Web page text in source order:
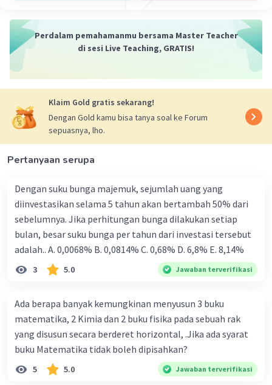
Iklan
Jawaban yang benar adalah Ramenta
dimiliki oleh bunga 𝘙𝘢𝘧𝘧𝘭𝘦𝘴𝘪𝘢 𝘢𝘳𝘯𝘰𝘭𝘥𝘪𝘪:
Tidak memiliki klorofil sehingga untuk
mendapatkan makanannya dapat
dilakukan dengan cara memerangkap
Hidup sebagai parasit pada akar tumbuhan
lain karena tidak memiliki klorofil,
sehingga cara tersebut menjadi salah satu
upaya untuk mendapatkan nutrisi.
Memiliki warna merah dengan bintik-bintik
berwarna putih.
Berkembang biak melalui penyerbukan
Mengeluarkan bau yang menyengat seperti
bangkai atau daging busuk.
Pada dinding bagian dalam bunga terdapat
rambut-rambut halus yang disebut
Berdiameter mencapai 1 m.
Perdalam pemahamanmu bersama Master Teacher
di sesi Live Teaching, GRATIS!
Klaim Gold gratis sekarang!
Dengan Gold kamu bisa tanya soal ke Forum
sepuasnya, lho.
Pertanyaan serupa
Dengan suku bunga majemuk, sejumlah uang yang
diinvestasikan selama 5 tahun akan bertambah 50% dari
sebelumnya. Jika perhitungan bunga dilakukan setiap
bulan, besar suku bunga per tahun dari investasi tersebut
adalah.. A. 0,0068% B. 0,0814% C. 0,68% D. 6,8% Ε. 8,14%
3 5.0 Jawaban terverifikasi
Ada berapa banyak kemungkinan menyusun 3 buku
matematika, 2 Kimia dan 2 buku fisika pada sebuah rak
yang disusun secara berderet horizontal, .Jika ada syarat
buku Matematika tidak boleh dipisahkan?
5 5.0 Jawaban terverifikasi